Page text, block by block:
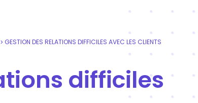
> GESTION DES RELATIONS DIFFICILES AVEC LES CLIENTS
difficiles